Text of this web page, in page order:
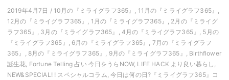
2019年4月7日 / 10月の『ミライグラフ365』, 11月の『ミライグラフ365』,
12月の『ミライグラフ365』, 1月の『ミライグラフ365』, 2月の『ミライグ
ラフ365』, 3月の『ミライグラフ365』, 4月の『ミライグラフ365』, 5月の
『ミライグラフ365』, 6月の『ミライグラフ365』, 7月の『ミライグラフ
365』, 8月の『ミライグラフ365』, 9月の『ミライグラフ365』, Birthflower
誕生花, Fortune Telling 占い 今日をうらNOW, LIFE HACK より良い暮らし,
NEW&SPECIAL! ! スペシャルコラム, 今日は何の日?『ミライグラフ365』コ